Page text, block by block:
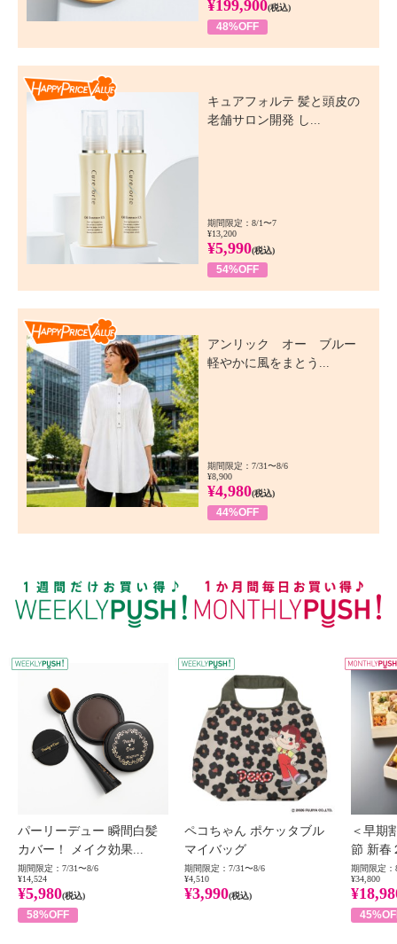
¥199,900(税込)
48%OFF
キュアフォルテ 髪と頭皮の
老舗サロン開発 し...
期間限定：8/1〜7
¥13,200
¥5,990(税込)
54%OFF
アンリック オー ブルー
軽やかに風をまとう...
期間限定：7/31〜8/6
¥8,900
¥4,980(税込)
44%OFF
WEEKLY PUSH
パーリーデュー 瞬間白髪
カバー！ メイク効果...
期間限定：7/31〜8/6
¥14,524
¥5,980(税込)
58%OFF
ペコちゃん ポケッタブル
マイバッグ
期間限定：7/31〜8/6
¥4,510
¥3,990(税込)
＜早期
節 新春
期間限定：
¥34,800